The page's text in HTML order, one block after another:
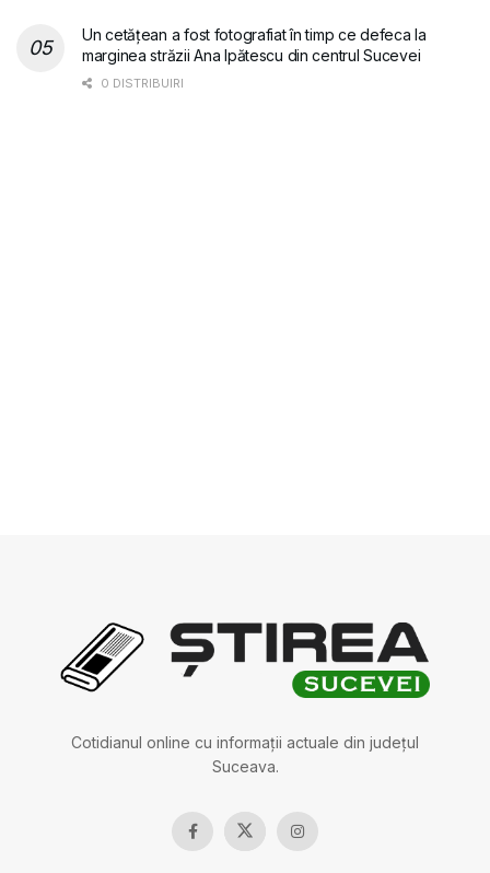
Un cetățean a fost fotografiat în timp ce defeca la
marginea străzii Ana Ipătescu din centrul Sucevei
0 DISTRIBUIRI
Cotidianul online cu informații actuale din județul
Suceava.